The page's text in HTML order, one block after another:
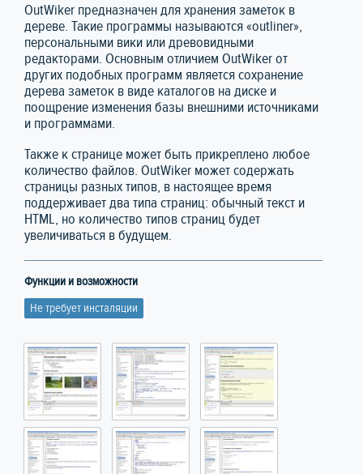
OutWiker предназначен для хранения заметок в
дереве. Такие программы называются «outliner»,
персональными вики или древовидными
редакторами. Основным отличием OutWiker от
других подобных программ является сохранение
дерева заметок в виде каталогов на диске и
поощрение изменения базы внешними источниками
и программами.
Также к странице может быть прикреплено любое
количество файлов. OutWiker может содержать
страницы разных типов, в настоящее время
поддерживает два типа страниц: обычный текст и
HTML, но количество типов страниц будет
увеличиваться в будущем.
Функции и возможности
Не требует инсталяции